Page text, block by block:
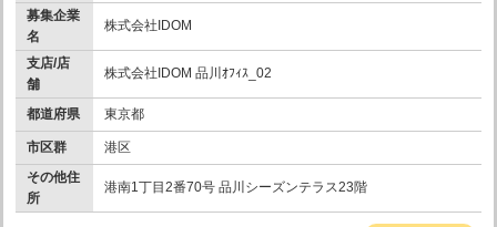
募集企業
名
株式会社IDOM
支店/店
舗
株式会社IDOM 品川ｵﾌｨｽ_02
都道府県 東京都
市区群
港区
その他住
所
港南1丁目2番70号 品川シーズンテラス23階